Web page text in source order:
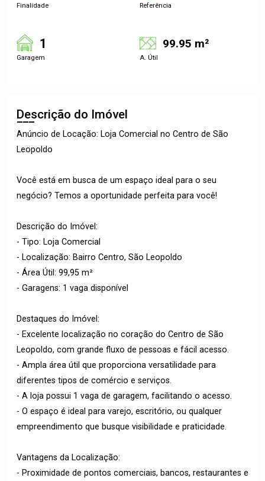
Finalidade Referência
1
Garagem
99.95 m²
A. Útil
Descrição do Imóvel
Anúncio de Locação: Loja Comercial no Centro de São
Leopoldo
Você está em busca de um espaço ideal para o seu
negócio? Temos a oportunidade perfeita para você!
Descrição do Imóvel:
- Tipo: Loja Comercial
- Localização: Bairro Centro, São Leopoldo
- Área Útil: 99,95 m²
- Garagens: 1 vaga disponível
Destaques do Imóvel:
- Excelente localização no coração do Centro de São
Leopoldo, com grande fluxo de pessoas e fácil acesso.
- Ampla área útil que proporciona versatilidade para
diferentes tipos de comércio e serviços.
- A loja possui 1 vaga de garagem, facilitando o acesso.
- O espaço é ideal para varejo, escritório, ou qualquer
empreendimento que busque visibilidade e praticidade.
Vantagens da Localização:
- Proximidade de pontos comerciais, bancos, restaurantes e